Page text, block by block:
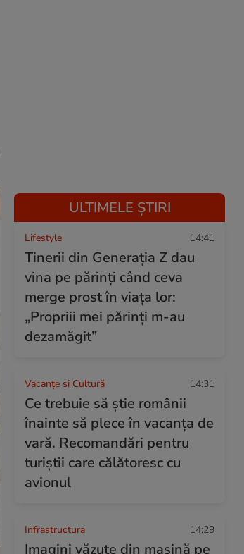
ULTIMELE ȘTIRI
Lifestyle 14:41
Tinerii din Generația Z dau
vina pe părinți când ceva
merge prost în viața lor:
„Propriii mei părinți m-au
dezamăgit”
Vacanțe și Cultură 14:31
Ce trebuie să știe românii
înainte să plece în vacanța de
vară. Recomandări pentru
turiștii care călătoresc cu
avionul
Infrastructura 14:29
Imagini văzute din mașină pe